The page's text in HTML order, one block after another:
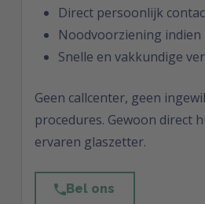
Direct persoonlijk
Noodvoorziening indien
Snelle en vakkundige
Geen callcenter, geen
procedures. Gewoon direct
ervaren glaszetter.
Bel ons